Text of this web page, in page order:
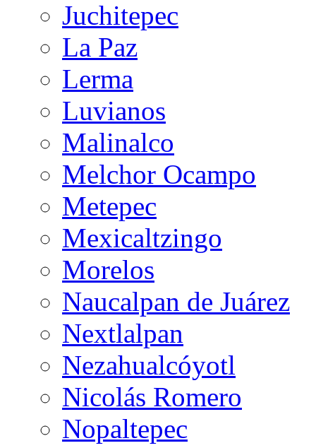
Juchitepec
La Paz
Lerma
Luvianos
Malinalco
Melchor Ocampo
Metepec
Mexicaltzingo
Morelos
Naucalpan de Juárez
Nextlalpan
Nezahualcóyotl
Nicolás Romero
Nopaltepec